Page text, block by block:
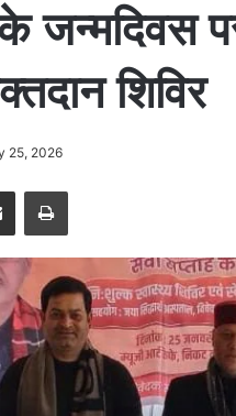
जन्मदिवस
शिविर
25, 2026
Share via Email Print